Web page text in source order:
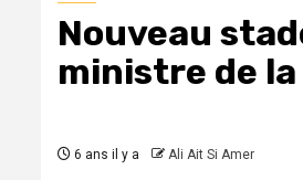
Nouveau
ministre de
6 ans il y a Ali Ait Si Amer